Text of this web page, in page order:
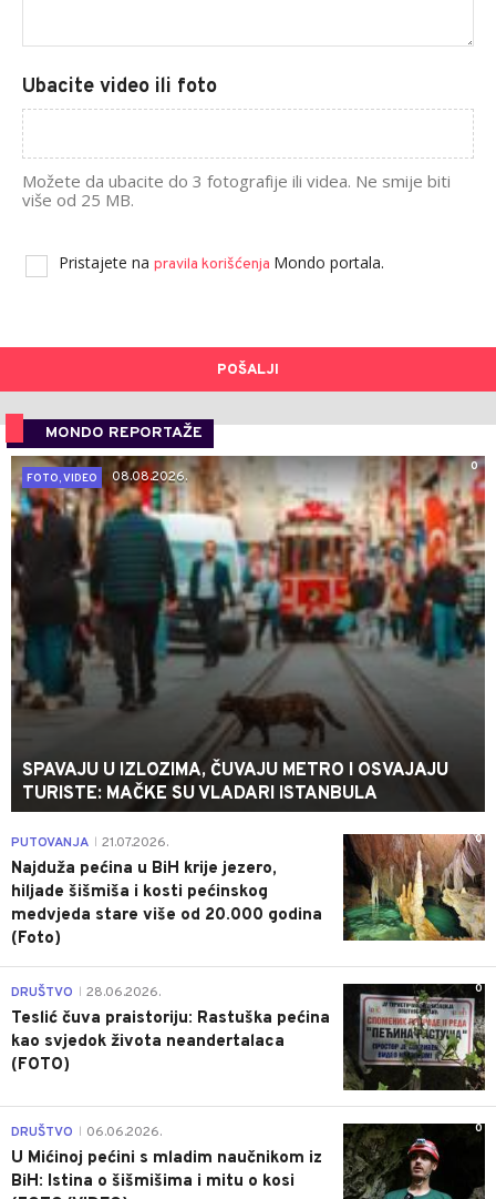
Ubacite video ili foto
Možete da ubacite do 3 fotografije ili videa. Ne smije biti
više od 25 MB.
Pristajete na pravila korišćenja Mondo portala.
POŠALJI
MONDO REPORTAŽE
0
FOTO, VIDEO
08.08.2026.
SPAVAJU U IZLOZIMA, ČUVAJU METRO I OSVAJAJU
TURISTE: MAČKE SU VLADARI ISTANBULA
0
PUTOVANJA 21.07.2026.
Najduža pećina u BiH krije jezero,
hiljade šišmiša i kosti pećinskog
medvjeda stare više od 20.000 godina
(Foto)
0
DRUŠTVO 28.06.2026.
Teslić čuva praistoriju: Rastuška pećina
kao svjedok života neandertalaca
(FOTO)
0
DRUŠTVO 06.06.2026.
U Mićinoj pećini s mladim naučnikom iz
BiH: Istina o šišmišima i mitu o kosi